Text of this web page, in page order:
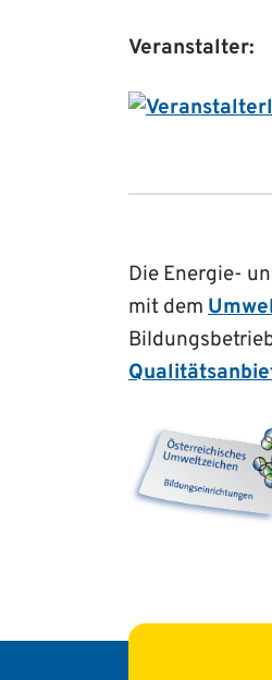
Veranstalter:
Die Energie-
mit dem